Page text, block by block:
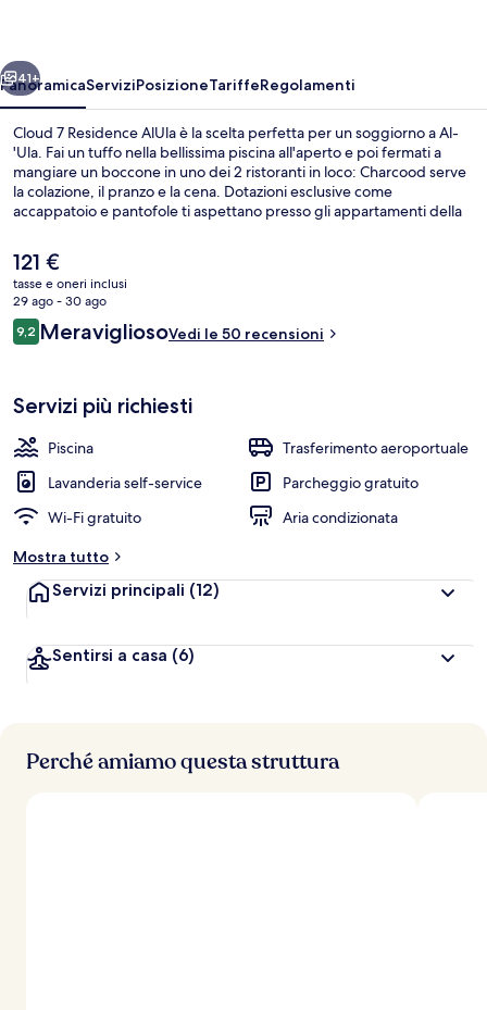
Avanti
41+
PanoramicaServiziPosizioneTariffeRegolamenti
Cloud 7 Residence AlUla è la scelta perfetta per un soggiorno a Al-
'Ula. Fai un tuffo nella bellissima piscina all'aperto e poi fermati a
mangiare un boccone in uno dei 2 ristoranti in loco: Charcood serve
la colazione, il pranzo e la cena. Dotazioni esclusive come
accappatoio e pantofole ti aspettano presso gli appartamenti della
Il
prezzo
attuale
è
121 €
121 €
tasse e oneri inclusi
29 ago - 30 ago
Recensioni
9,29,2 su 10
MeravigliosoVedi le 50 recensioni
Servizi più richiesti
Piscina
Trasferimento aeroportuale
Lavanderia self-service
Parcheggio gratuito
Wi-Fi gratuito
Aria condizionata
Mostra tutto
Servizi principali (12)
Sentirsi a casa (6)
Perché amiamo questa struttura